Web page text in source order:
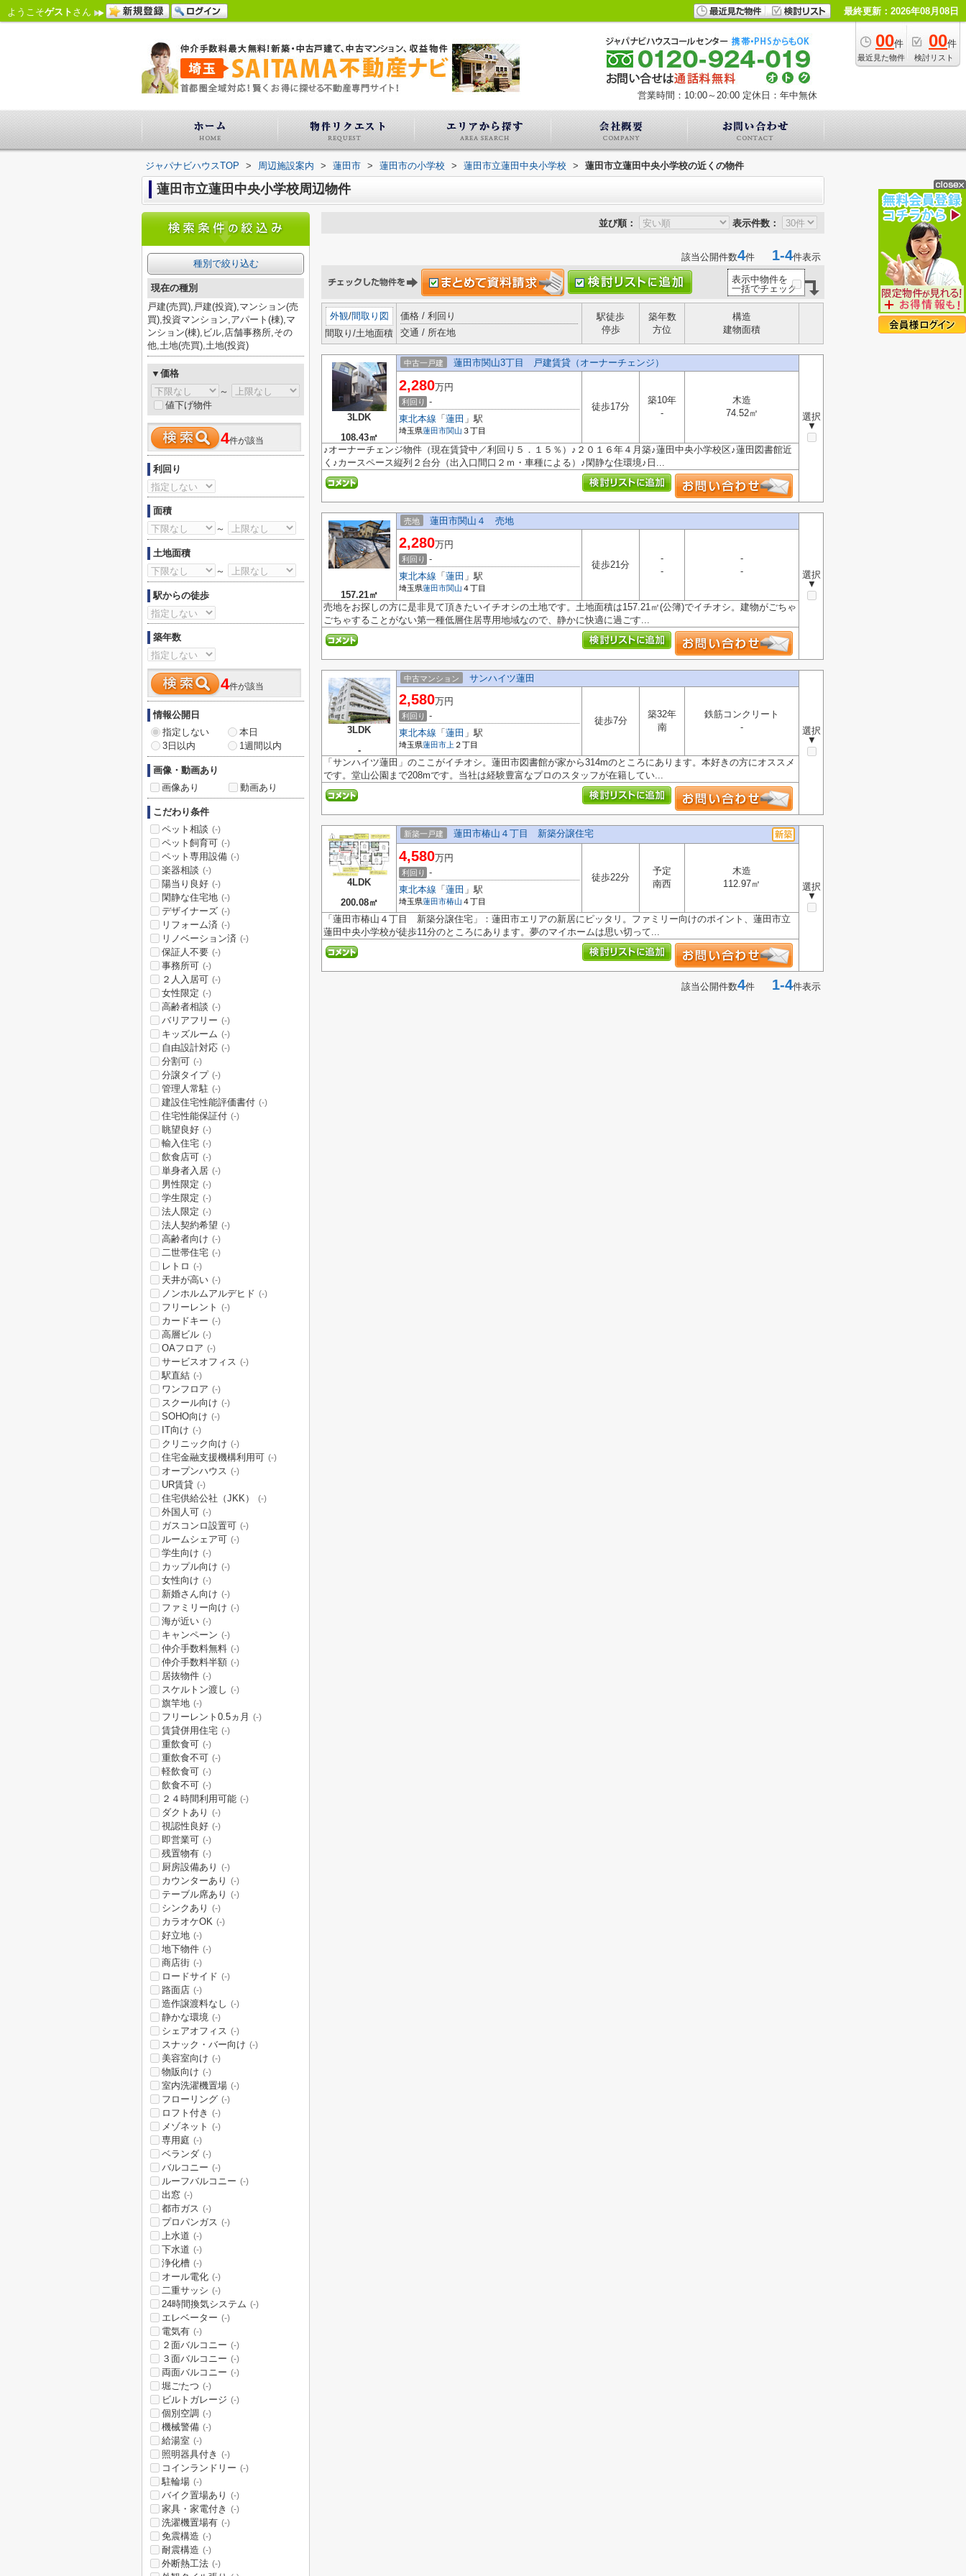
ようこそゲスト さん 最終更新：2026年08月08日
00件
最近見た物件
00件
検討リスト
営業時間：10:00～20:00 定休日：年中無休
ジャパナビハウスTOP > 周辺施設案内 > 蓮田市 > 蓮田市の小学校 > 蓮田市立蓮田中央小学校 > 蓮田市立蓮田中央小学校の近くの物件
蓮田市立蓮田中央小学校周辺物件
並び順： 表示件数：
該当公開件数4件 1-4件表示
表示中物件を
一括でチェック
外観/間取り図
間取り/土地面積
価格 / 利回り
交通 / 所在地
駅徒歩
停歩
築年数
方位
構造
建物面積
3LDK
108.43㎡
中古一戸建 蓮田市関山3丁目 戸建賃貸（オーナーチェンジ）
選択
▼
2,280万円
利回り
-
東北本線 「 蓮田 」駅
埼玉県蓮田市関山 ３丁目
徒歩17分
築10年
-
木造
74.52㎡
♪オーナーチェンジ物件（現在賃貸中／利回り５．１５％）♪２０１６年４月築♪蓮田中央小学校区♪蓮田図書館近
く♪カースペース縦列２台分（出入口間口２ｍ・車種による）♪閑静な住環境♪日...
157.21㎡
売地 蓮田市関山４ 売地
選択
▼
2,280万円
利回り
-
東北本線 「 蓮田 」駅
埼玉県蓮田市関山 ４丁目
徒歩21分
-
-
-
-
売地をお探しの方に是非見て頂きたいイチオシの土地です。土地面積は157.21㎡(公簿)でイチオシ。建物がごちゃ
ごちゃすることがない第一種低層住居専用地域なので、静かに快適に過ごす...
3LDK
-
中古マンション サンハイツ蓮田
選択
▼
2,580万円
利回り
-
東北本線 「 蓮田 」駅
埼玉県蓮田市 上 ２丁目
徒歩7分
築32年
南
鉄筋コンクリート
-
「サンハイツ蓮田」のここがイチオシ。蓮田市図書館が家から314mのところにあります。本好きの方にオススメ
です。堂山公園まで208mです。当社は経験豊富なプロのスタッフが在籍してい...
4LDK
200.08㎡
新築一戸建 蓮田市椿山４丁目 新築分譲住宅
選択
▼
4,580万円
利回り
-
東北本線 「 蓮田 」駅
埼玉県蓮田市椿山 ４丁目
徒歩22分
予定
南西
木造
112.97㎡
「蓮田市椿山４丁目 新築分譲住宅」：蓮田市エリアの新居にピッタリ。ファミリー向けのポイント、蓮田市立
蓮田中央小学校が徒歩11分のところにあります。夢のマイホームは思い切って...
該当公開件数4件 1-4件表示
種別で絞り込む
現在の種別
戸建(売買),戸建(投資),マンション(売
買),投資マンション,アパート(棟),マ
ンション(棟),ビル,店舗事務所,その
他,土地(売買),土地(投資)
▼価格
～
値下げ物件
4件が該当
利回り
面積
～
土地面積
～
駅からの徒歩
築年数
4件が該当
情報公開日
指定しない
本日
3日以内
1週間以内
画像・動画あり
画像あり
動画あり
こだわり条件
ペット相談 (-)
ペット飼育可 (-)
ペット専用設備 (-)
楽器相談 (-)
陽当り良好 (-)
閑静な住宅地 (-)
デザイナーズ (-)
リフォーム済 (-)
リノベーション済 (-)
保証人不要 (-)
事務所可 (-)
２人入居可 (-)
女性限定 (-)
高齢者相談 (-)
バリアフリー (-)
キッズルーム (-)
自由設計対応 (-)
分割可 (-)
分譲タイプ (-)
管理人常駐 (-)
建設住宅性能評価書付 (-)
住宅性能保証付 (-)
眺望良好 (-)
輸入住宅 (-)
飲食店可 (-)
単身者入居 (-)
男性限定 (-)
学生限定 (-)
法人限定 (-)
法人契約希望 (-)
高齢者向け (-)
二世帯住宅 (-)
レトロ (-)
天井が高い (-)
ノンホルムアルデヒド (-)
フリーレント (-)
カードキー (-)
高層ビル (-)
OAフロア (-)
サービスオフィス (-)
駅直結 (-)
ワンフロア (-)
スクール向け (-)
SOHO向け (-)
IT向け (-)
クリニック向け (-)
住宅金融支援機構利用可 (-)
オープンハウス (-)
UR賃貸 (-)
住宅供給公社（JKK） (-)
外国人可 (-)
ガスコンロ設置可 (-)
ルームシェア可 (-)
学生向け (-)
カップル向け (-)
女性向け (-)
新婚さん向け (-)
ファミリー向け (-)
海が近い (-)
キャンペーン (-)
仲介手数料無料 (-)
仲介手数料半額 (-)
居抜物件 (-)
スケルトン渡し (-)
旗竿地 (-)
フリーレント0.5ヵ月 (-)
賃貸併用住宅 (-)
重飲食可 (-)
重飲食不可 (-)
軽飲食可 (-)
飲食不可 (-)
２４時間利用可能 (-)
ダクトあり (-)
視認性良好 (-)
即営業可 (-)
残置物有 (-)
厨房設備あり (-)
カウンターあり (-)
テーブル席あり (-)
シンクあり (-)
カラオケOK (-)
好立地 (-)
地下物件 (-)
商店街 (-)
ロードサイド (-)
路面店 (-)
造作譲渡料なし (-)
静かな環境 (-)
シェアオフィス (-)
スナック・バー向け (-)
美容室向け (-)
物販向け (-)
室内洗濯機置場 (-)
フローリング (-)
ロフト付き (-)
メゾネット (-)
専用庭 (-)
ベランダ (-)
バルコニー (-)
ルーフバルコニー (-)
出窓 (-)
都市ガス (-)
プロパンガス (-)
上水道 (-)
下水道 (-)
浄化槽 (-)
オール電化 (-)
二重サッシ (-)
24時間換気システム (-)
エレベーター (-)
電気有 (-)
２面バルコニー (-)
３面バルコニー (-)
両面バルコニー (-)
堀ごたつ (-)
ビルトガレージ (-)
個別空調 (-)
機械警備 (-)
給湯室 (-)
照明器具付き (-)
コインランドリー (-)
駐輪場 (-)
バイク置場あり (-)
家具・家電付き (-)
洗濯機置場有 (-)
免震構造 (-)
耐震構造 (-)
外断熱工法 (-)